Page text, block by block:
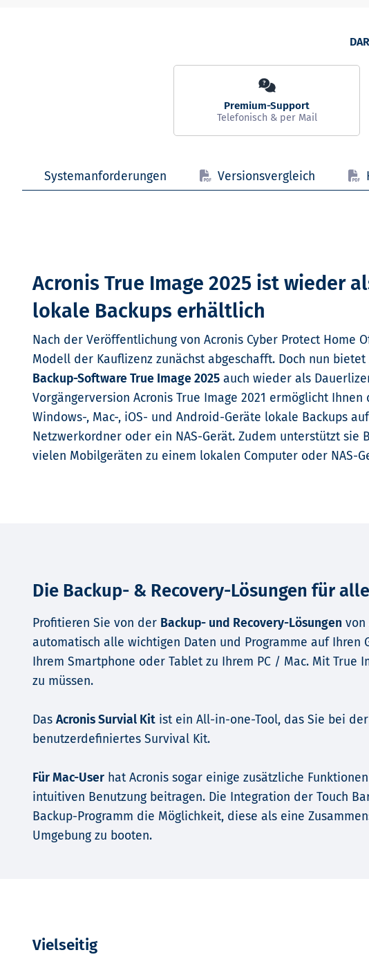
Systemanforderungen Versionsvergleich
Acronis True Image 2025 ist wieder
lokale Backups erhältlich
Nach der Veröffentlichung von Acronis Cyber Protect Home
Modell der Kauflizenz zunächst abgeschafft. Doch nun
Backup-Software True Image 2025 auch wieder als
Vorgängerversion Acronis True Image 2021 ermöglicht
Windows-, Mac-, iOS- und Android-Geräte lokale Backups
Netzwerkordner oder ein NAS-Gerät. Zudem unterstützt sie
vielen Mobilgeräten zu einem lokalen Computer oder NAS-
Die Backup- & Recovery-Lösungen für
Profitieren Sie von der Backup- und Recovery-Lösungen von
automatisch alle wichtigen Daten und Programme auf Ihren
Ihrem Smartphone oder Tablet zu Ihrem PC / Mac. Mit
zu müssen.
Das Acronis Survial Kit ist ein All-in-one-Tool, das Sie bei
benutzerdefiniertes Survival Kit.
Für Mac-User hat Acronis sogar einige zusätzliche
intuitiven Benutzung beitragen. Die Integration der Touch
Backup-Programm die Möglichkeit, diese als eine
Umgebung zu booten.
Vielseitig